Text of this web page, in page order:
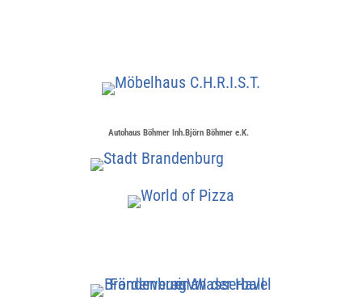
Autohaus Böhmer Inh.Björn Böhmer e.K.